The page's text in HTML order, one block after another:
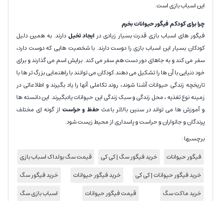
این اسباب بازی است.
چرا برای کودکم فیگور حیوانات بخرم
فیگور های اسباب بازی قدرت بسیار زیادی درایجاد تخیل دارند. به همین دلیل
کودکان بسیار این اسباب بازی را دوست دارند. با شخصیت هایی که دوست دارد،
سفر می کند و به جاهای دور دست هم سفر می کند. برایش اسم می گذارند و برای
خود دنیایی با آن ها را تشکیل می دهند.کودکان می توانند با راهنمایی بزرگ تر ها با
تاریخچه زندگی حیوانات آشنا شوند، روند تکاملی آنها را یاد بگیرند و اطلاعاتی در
زمینه نوع تغذیه ، محل زندگی و سبک زندگی این حیوانات یادبگیرند. این دانسته ها
و آموزش ها می تواند در سنین بالاتر باعث حفظ و حراست از گونه ای مختلف
پرندگان و جانواران و حراست و پاسداری از محیط زیست شود.
برچسبها :
فیگور حیوانات
خرید فیگور سگ | کی کی
قیمت سگ بولداک اسباب بازی
خرید فیگور حیوانات | کی کی
خرید فیگور حیوانات
خرید فیگور سگ
خرید ماکت سگ
قیمت فیگور حیوانات
اسباب بازی سگ